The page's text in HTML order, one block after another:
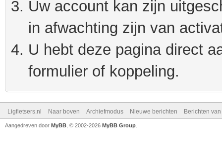
Uw account kan zijn
in afwachting zijn van
U hebt deze pagina direct
formulier of koppeling.
Ligfietsers.nl Naar boven Archiefmodus Nieuwe berichten Berichten
Aangedreven door MyBB , © 2002-2026 MyBB Group